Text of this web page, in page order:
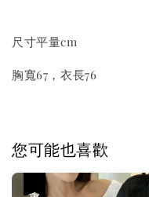
尺寸平量cm
胸寬67，衣長76
您可能也喜歡